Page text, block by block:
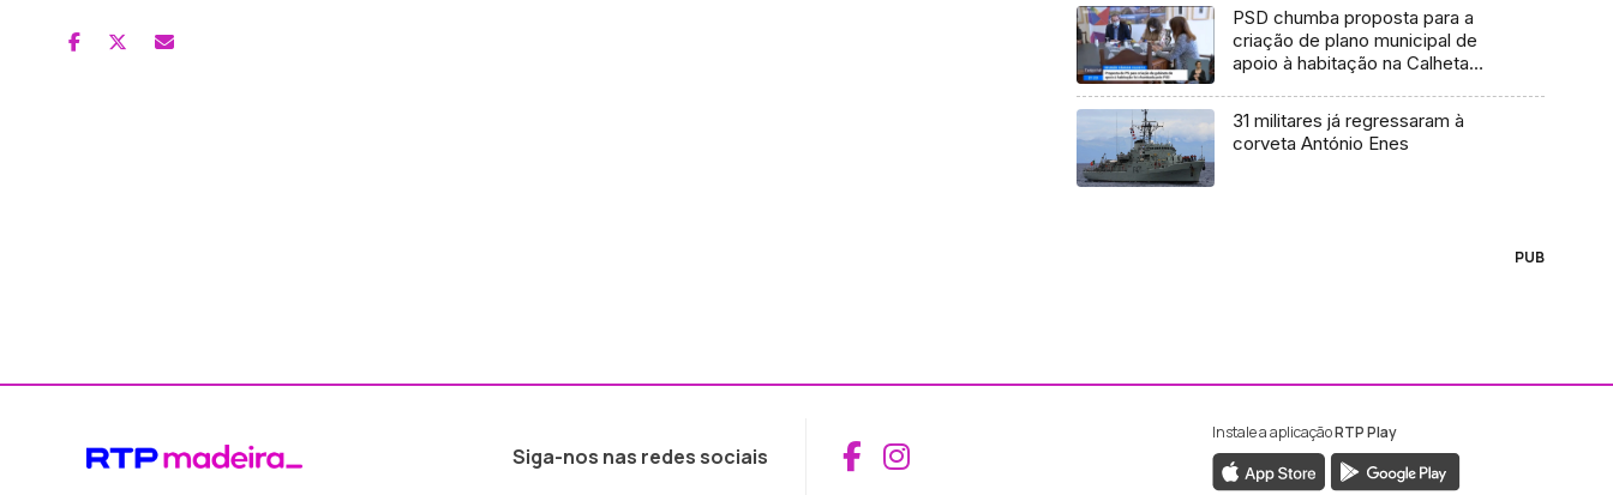
PSD chumba proposta para a
criação de plano municipal de
apoio à habitação na Calheta
31 militares já regressaram à
corveta António Enes
PUB
Siga-nos nas redes sociais Aceder ao Facebook da RTP Madeira
Aceder ao Instagram da RTP Madeira
Instale a aplicaçãoRTP Play